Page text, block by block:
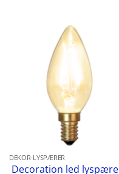
DEKOR-LYSPÆRER
Decoration led lyspære